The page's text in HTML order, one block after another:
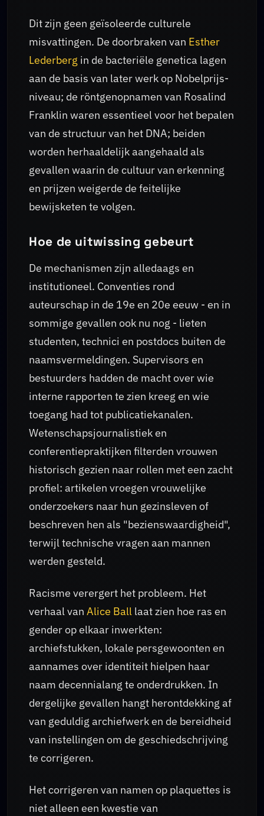
Dit zijn geen geïsoleerde culturele
misvattingen. De doorbraken van Esther
Lederberg in de bacteriële genetica lagen
aan de basis van later werk op Nobelprijs-
niveau; de röntgenopnamen van Rosalind
Franklin waren essentieel voor het bepalen
van de structuur van het DNA; beiden
worden herhaaldelijk aangehaald als
gevallen waarin de cultuur van erkenning
en prijzen weigerde de feitelijke
bewijsketen te volgen.
Hoe de uitwissing gebeurt
De mechanismen zijn alledaags en
institutioneel. Conventies rond
auteurschap in de 19e en 20e eeuw - en in
sommige gevallen ook nu nog - lieten
studenten, technici en postdocs buiten de
naamsvermeldingen. Supervisors en
bestuurders hadden de macht over wie
interne rapporten te zien kreeg en wie
toegang had tot publicatiekanalen.
Wetenschapsjournalistiek en
conferentiepraktijken filterden vrouwen
historisch gezien naar rollen met een zacht
profiel: artikelen vroegen vrouwelijke
onderzoekers naar hun gezinsleven of
beschreven hen als "bezienswaardigheid",
terwijl technische vragen aan mannen
werden gesteld.
Racisme verergert het probleem. Het
verhaal van Alice Ball laat zien hoe ras en
gender op elkaar inwerkten:
archiefstukken, lokale persgewoonten en
aannames over identiteit hielpen haar
naam decennialang te onderdrukken. In
dergelijke gevallen hangt herontdekking af
van geduldig archiefwerk en de bereidheid
van instellingen om de geschiedschrijving
te corrigeren.
Het corrigeren van namen op plaquettes is
niet alleen een kwestie van